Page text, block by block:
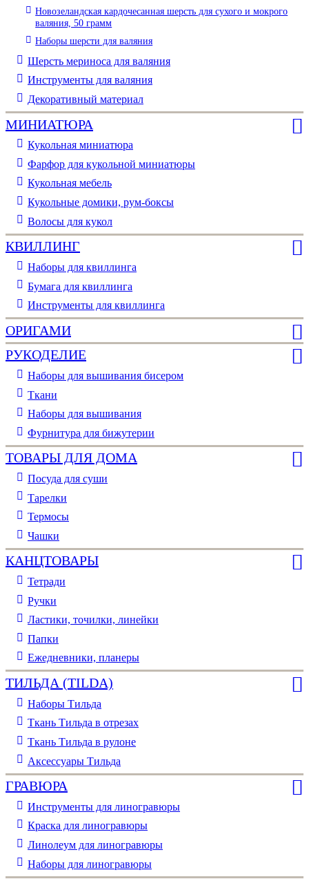
Новозеландская кардочесанная шерсть для сухого и мокрого
валяния, 50 грамм
Наборы шерсти для валяния
Шерсть мериноса для валяния
Инструменты для валяния
Декоративный материал
МИНИАТЮРА
Кукольная миниатюра
Фарфор для кукольной миниатюры
Кукольная мебель
Кукольные домики, рум-боксы
Волосы для кукол
КВИЛЛИНГ
Наборы для квиллинга
Бумага для квиллинга
Инструменты для квиллинга
ОРИГАМИ
РУКОДЕЛИЕ
Наборы для вышивания бисером
Ткани
Наборы для вышивания
Фурнитура для бижутерии
ТОВАРЫ ДЛЯ ДОМА
Посуда для суши
Тарелки
Термосы
Чашки
КАНЦТОВАРЫ
Тетради
Ручки
Ластики, точилки, линейки
Папки
Ежедневники, планеры
ТИЛЬДА (TILDA)
Наборы Тильда
Ткань Тильда в отрезах
Ткань Тильда в рулоне
Аксессуары Тильда
ГРАВЮРА
Инструменты для линогравюры
Краска для линогравюры
Линолеум для линогравюры
Наборы для линогравюры